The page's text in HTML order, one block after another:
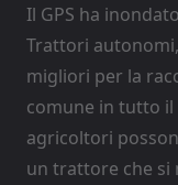
Il GPS ha
Trattori
migliori per la
comune in tutto il
agricoltori
un trattore che si